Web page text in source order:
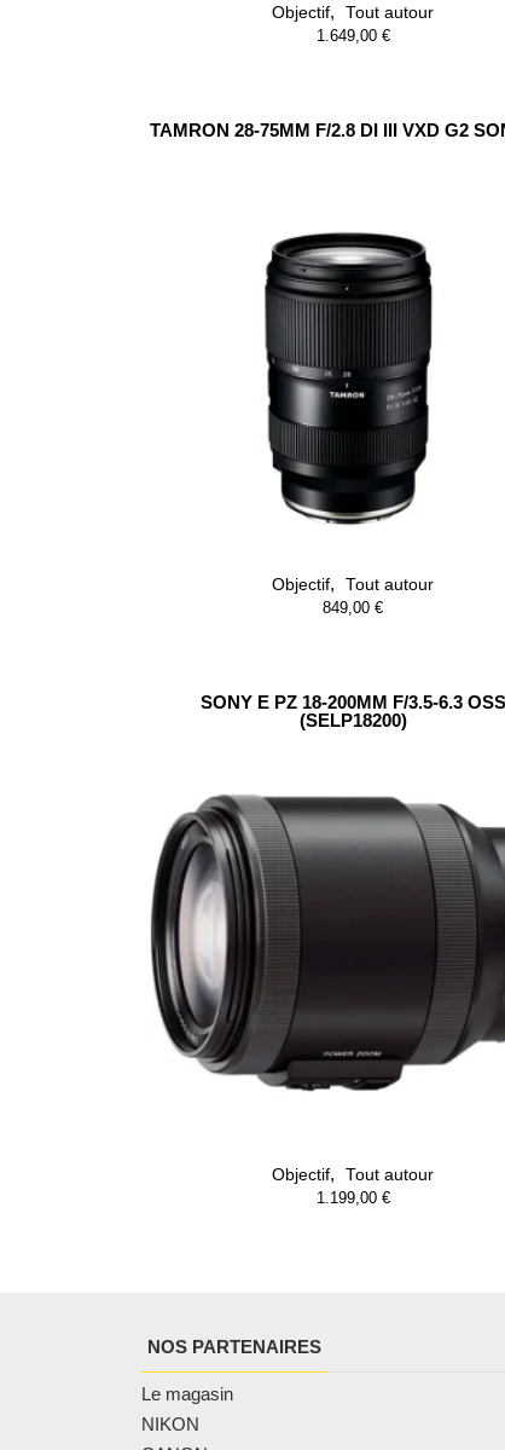
Objectif,
Tout autour
1.649,00 €
TAMRON 28-75MM F/2.8 DI III VXD G2
Objectif,
Tout autour
849,00 €
SONY E PZ 18-200MM F/3.5-6.3 OSS
(SELP18200)
Objectif,
Tout autour
1.199,00 €
NOS PARTENAIRES
Le magasin
NIKON